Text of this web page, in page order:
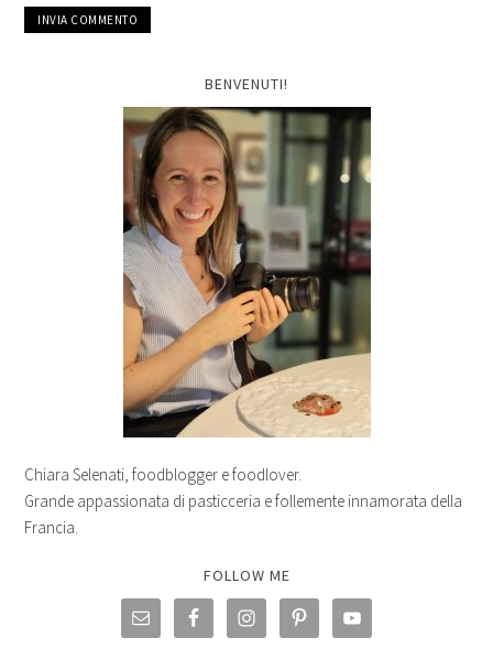
BENVENUTI!
Chiara Selenati, foodblogger e foodlover.
Grande appassionata di pasticceria e follemente innamorata della
Francia.
FOLLOW ME